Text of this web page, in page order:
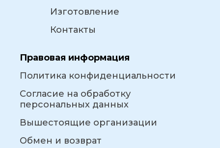
Изготовление
Контакты
Правовая информация
Политика конфиденциальности
Согласие на обработку
персональных данных
Вышестоящие организации
Обмен и возврат